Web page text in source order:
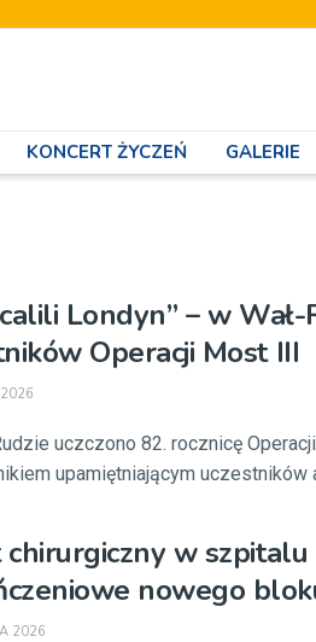
KONCERT ŻYCZEŃ GALERIE
Londyn” – w
Operacji Most III
uczczono 82. rocznicę
upamiętniającym uczestników
w szpitalu
nowego
2026